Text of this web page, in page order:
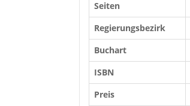
Seiten
Regierungsbezirk
Buchart
ISBN
Preis